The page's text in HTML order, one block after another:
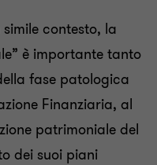
contesto, la
è importante tanto
fase patologica
Finanziaria, al
patrimoniale del
dei suoi piani